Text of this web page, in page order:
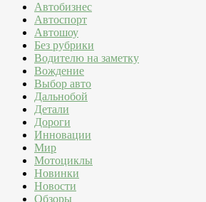
Автобизнес
Автоспорт
Автошоу
Без рубрики
Водителю на заметку
Вождение
Выбор авто
Дальнобой
Детали
Дороги
Инновации
Мир
Мотоциклы
Новинки
Новости
Обзоры